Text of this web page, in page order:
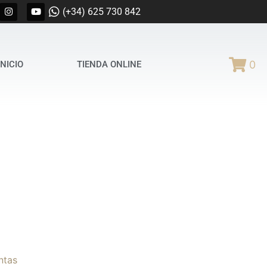
(+34) 625 730 842
TIENDA ONLINE 0